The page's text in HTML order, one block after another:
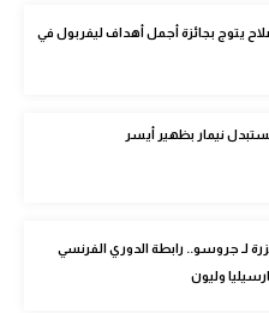
يتوج بجائزة أجمل أهداف ليفربول في
نيمار بظهير أيسر
13 غزرة لـ جروسو.. رابطة الدوري الفرنسي
وليون